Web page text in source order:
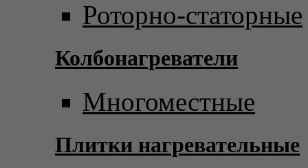
Роторно-статорные
Колбонагреватели
Многоместные
Плитки нагревательные